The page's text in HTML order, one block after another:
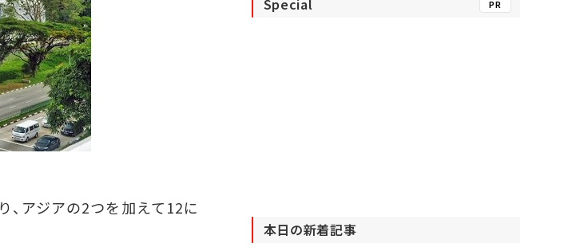
アジアの2つを加えて12に
Special PR
本日の新着記事